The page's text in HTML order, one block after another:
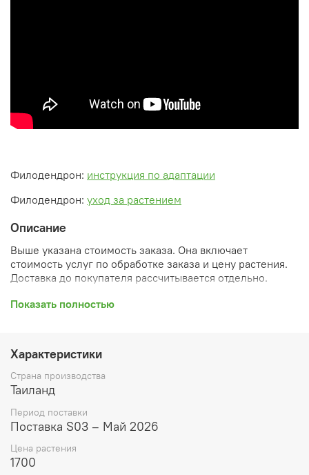
Филодендрон: инструкция по адаптации
Филодендрон: уход за растением
Описание
Выше указана стоимость заказа. Она включает
стоимость услуг по обработке заказа и цену растения.
Доставка до покупателя рассчитывается отдельно.
После оформления заказа вы получите его
скидки, уточнен способ доставки, сделано
бронирование и т.д.). Затем вам будут высланы
согласованные счета со ссылками на оплату услуг и
растений. При этом предварительный заказ теряет силу.
Внимание: фото в каталоге демонстрирует сорт, а не
размере, указанном в карточке товара ниже.
Показать полностью
Характеристики
Страна производства
Таиланд
Период поставки
Поставка S03 – Май 2026
Цена растения
1700